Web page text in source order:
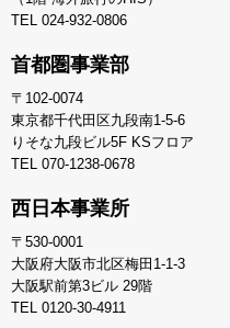
TEL 024-932-0806
首都圏事業部
〒102-0074
東京都千代田区九段南1-5-6
りそな九段ビル5F KSフロア
TEL 070-1238-0678
西日本事業所
〒530-0001
大阪府大阪市北区梅田1-1-3
大阪駅前第3ビル 29階
TEL 0120-30-4911